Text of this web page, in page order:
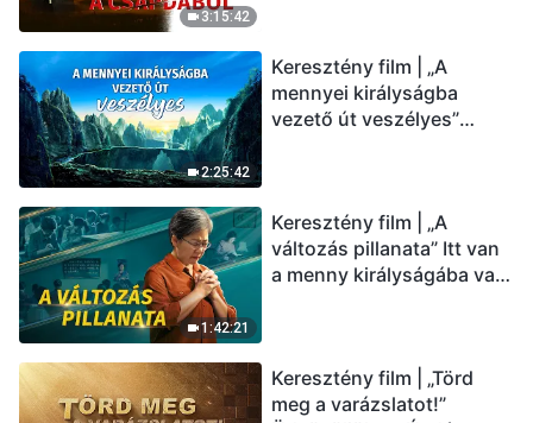
3:15:42
2:25:42
Keresztény film | „A
mennyei királyságba
vezető út veszélyes”
1:42:21
Keresztény film | „A
változás pillanata” Itt van
a menny királyságába való
Keresztény film | „Törd
meg a varázslatot!”